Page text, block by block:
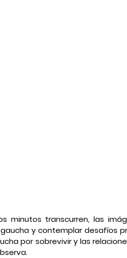
minutos transcurren, las
y contemplar desafíos
por sobrevivir y las